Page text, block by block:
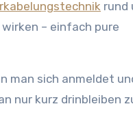
rund
– einfach pure
man sich anmeldet
nur kurz drinbleiben